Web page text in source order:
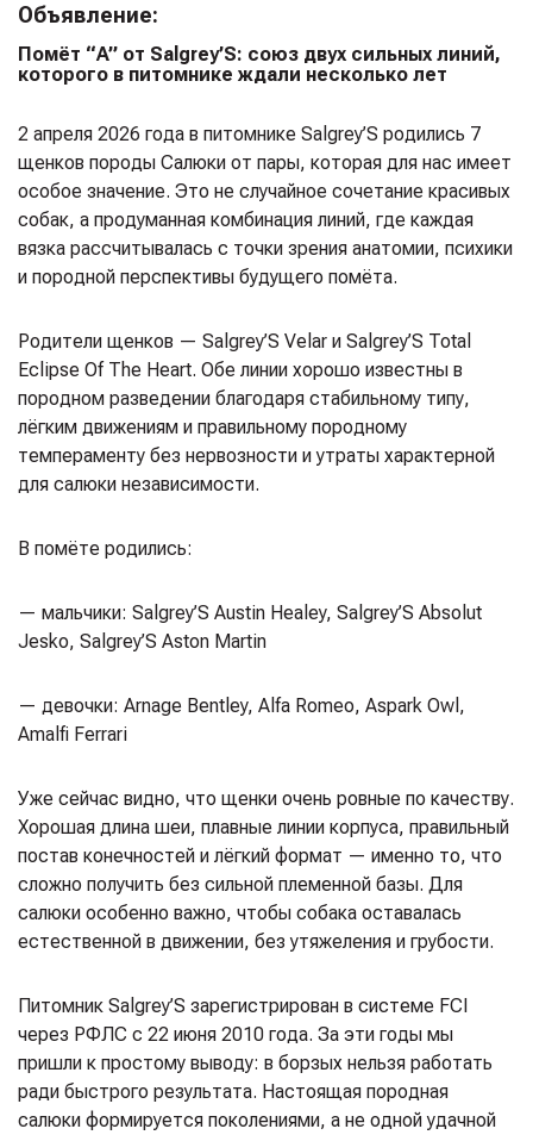
Объявление:
Помёт “A” от Salgrey’S: союз двух сильных линий,
которого в питомнике ждали несколько лет
2 апреля 2026 года в питомнике Salgrey’S родились 7
щенков породы Салюки от пары, которая для нас имеет
особое значение. Это не случайное сочетание красивых
собак, а продуманная комбинация линий, где каждая
вязка рассчитывалась с точки зрения анатомии, психики
и породной перспективы будущего помёта.
Родители щенков — Salgrey’S Velar и Salgrey’S Total
Eclipse Of The Heart. Обе линии хорошо известны в
породном разведении благодаря стабильному типу,
лёгким движениям и правильному породному
темпераменту без нервозности и утраты характерной
для салюки независимости.
В помёте родились:
— мальчики: Salgrey’S Austin Healey, Salgrey’S Absolut
Jesko, Salgrey’S Aston Martin
— девочки: Arnage Bentley, Alfa Romeo, Aspark Owl,
Amalfi Ferrari
Уже сейчас видно, что щенки очень ровные по качеству.
Хорошая длина шеи, плавные линии корпуса, правильный
постав конечностей и лёгкий формат — именно то, что
сложно получить без сильной племенной базы. Для
салюки особенно важно, чтобы собака оставалась
естественной в движении, без утяжеления и грубости.
Питомник Salgrey’S зарегистрирован в системе FCI
через РФЛС с 22 июня 2010 года. За эти годы мы
пришли к простому выводу: в борзых нельзя работать
ради быстрого результата. Настоящая породная
салюки формируется поколениями, а не одной удачной